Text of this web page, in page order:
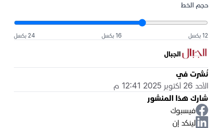
حجم الخط
12 بكسل 16 بكسل 24 بكسل
الجبال
نُشرت في
الأحد 26 أكتوبر 2025 12:41 م
شارك هذا المنشور
فيسبوك
لينكد إن